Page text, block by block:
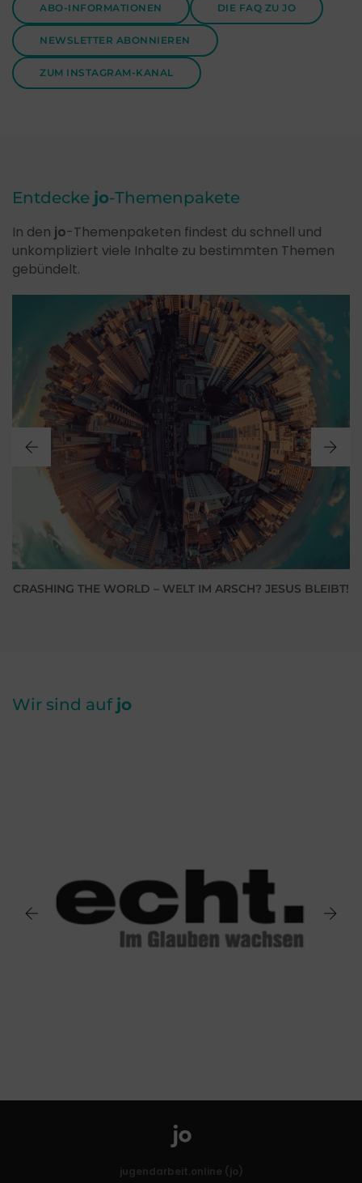
ABO-INFORMATIONEN DIE FAQ ZU JO
NEWSLETTER ABONNIEREN
ZUM INSTAGRAM-KANAL
Entdecke jo-Themenpakete
In den jo-Themenpaketen findest du schnell und
unkompliziert viele Inhalte zu bestimmten Themen
gebündelt.
CRASHING THE WORLD – WELT IM ARSCH? JESUS BLEIBT!
Wir sind auf jo
jugendarbeit.online (jo)